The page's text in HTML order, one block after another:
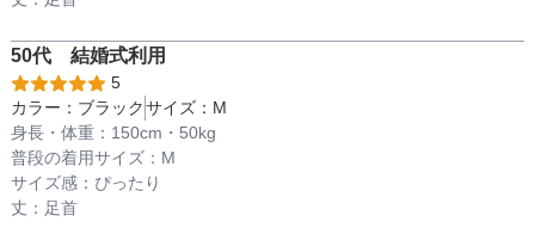
50代 結婚式利用
5
カラー： ブラックサイズ： M
身長・体重： 150cm・ 50kg
普段の着用サイズ： M
サイズ感： ぴったり
丈： 足首